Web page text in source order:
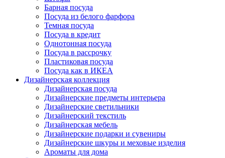
Барная посуда
Посуда из белого фарфора
Темная посуда
Посуда в кредит
Однотонная посуда
Посуда в рассрочку
Пластиковая посуда
Посуда как в ИКЕА
Дизайнерская коллекция
Дизайнерская посуда
Дизайнерские предметы интерьера
Дизайнерские светильники
Дизайнерский текстиль
Дизайнерская мебель
Дизайнерские подарки и сувениры
Дизайнерские шкуры и меховые изделия
Ароматы для дома